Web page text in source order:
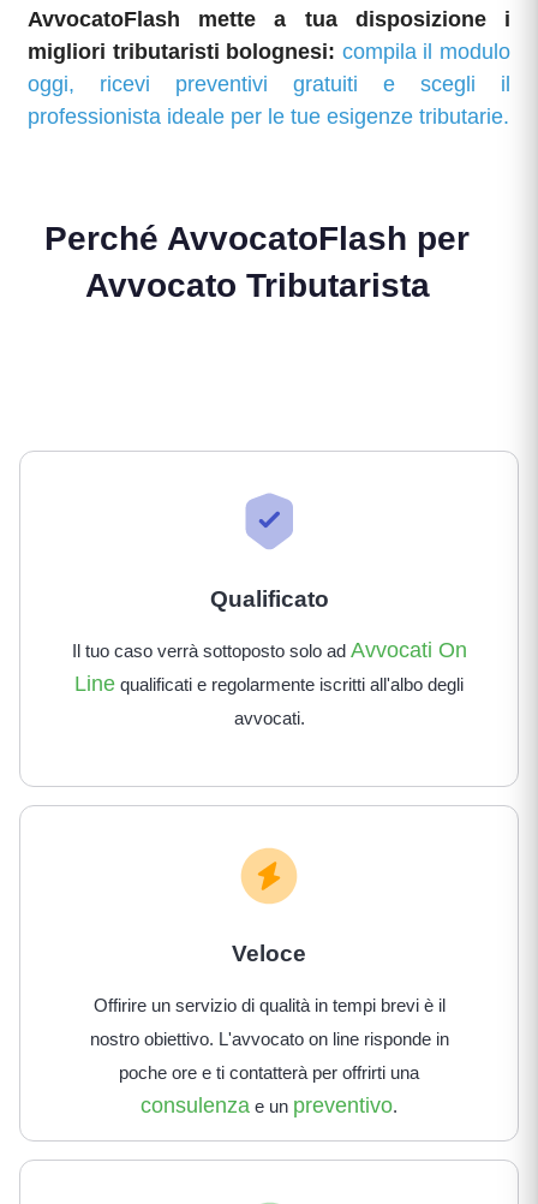
AvvocatoFlash mette a tua disposizione i
migliori tributaristi bolognesi: compila il modulo
oggi, ricevi preventivi gratuiti e scegli il
professionista ideale per le tue esigenze tributarie.
Perché AvvocatoFlash per
Avvocato Tributarista
Qualificato
Il tuo caso verrà sottoposto solo ad Avvocati On
Line qualificati e regolarmente iscritti all'albo degli
avvocati.
Veloce
Offirire un servizio di qualità in tempi brevi è il
nostro obiettivo. L'avvocato on line risponde in
poche ore e ti contatterà per offrirti una
consulenza e un preventivo.